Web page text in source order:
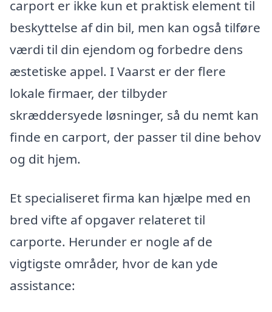
carport er ikke kun et praktisk element til
beskyttelse af din bil, men kan også tilføre
værdi til din ejendom og forbedre dens
æstetiske appel. I Vaarst er der flere
lokale firmaer, der tilbyder
skræddersyede løsninger, så du nemt kan
finde en carport, der passer til dine behov
og dit hjem.
Et specialiseret firma kan hjælpe med en
bred vifte af opgaver relateret til
carporte. Herunder er nogle af de
vigtigste områder, hvor de kan yde
assistance: